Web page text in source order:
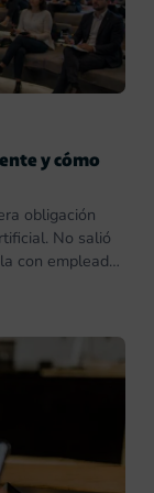
y cómo
obligación
No salió
con empleados